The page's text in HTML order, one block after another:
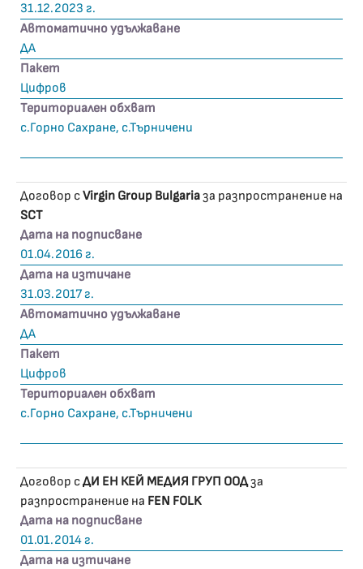
31.12.2023 г.
Автоматично удължаване
ДА
Пакет
Цифров
Териториален обхват
с.Горно Сахране, с.Търничени
Договор сVirgin Group Bulgariaза разпространение на
SCT
Дата на подписване
01.04.2016 г.
Дата на изтичане
31.03.2017 г.
Автоматично удължаване
ДА
Пакет
Цифров
Териториален обхват
с.Горно Сахране, с.Търничени
Договор сДИ ЕН КЕЙ МЕДИЯ ГРУП ООДза
разпространение на FEN FOLK
Дата на подписване
01.01.2014 г.
Дата на изтичане